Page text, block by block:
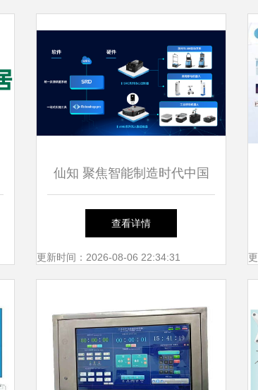
仙知 聚焦智能制造时代中国
智慧物流仓储模式与智能控制
系统集成
查看详情
更新时间：2026-08-06 22:34:31